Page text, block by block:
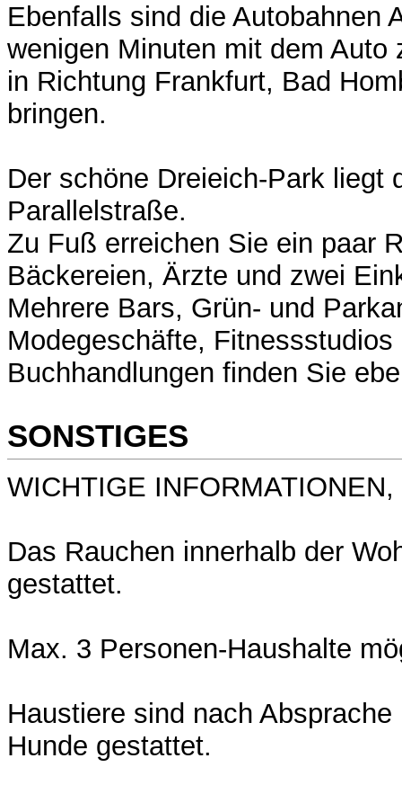
Ebenfalls sind die Autobahnen
wenigen Minuten mit dem Auto
in Richtung Frankfurt, Bad
bringen.
Der schöne Dreieich-Park liegt
Parallelstraße.
Zu Fuß erreichen Sie ein paar
Bäckereien, Ärzte und zwei
Mehrere Bars, Grün- und
Modegeschäfte, Fitnessstudios
Buchhandlungen finden Sie
SONSTIGES
WICHTIGE
Das Rauchen innerhalb der
gestattet.
Max. 3 Personen-Haushalte
Haustiere sind nach
Hunde gestattet.